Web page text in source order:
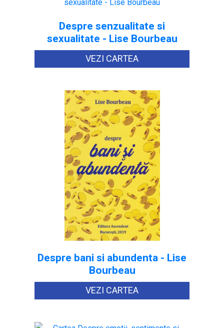
Despre senzualitate si
sexualitate - Lise Bourbeau
VEZI CARTEA
Despre bani si abundenta - Lise
Bourbeau
VEZI CARTEA